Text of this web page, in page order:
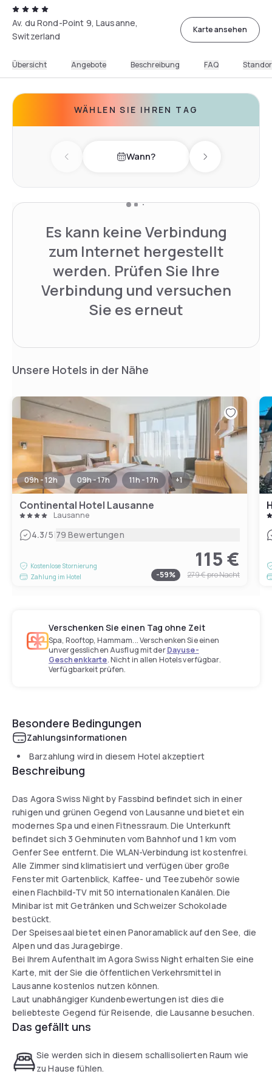
Av. du Rond-Point 9, Lausanne,
Switzerland
Karte ansehen
Übersicht Angebote Beschreibung FAQ
WÄHLEN SIE IHREN TAG
Previous day Wann? Next day
Es kann keine Verbindung
zum Internet hergestellt
werden. Prüfen Sie Ihre
Verbindung und versuchen
Sie es erneut
Unsere Hotels in der Nähe
09h - 12h 09h - 17h 11h - 17h +1
Continental Hotel Lausanne
Lausanne
4.3/5|79 Bewertungen
Kostenlose Stornierung
Zahlung im Hotel
115 €
-59% 279 €pro Nacht
Verschenken Sie einen Tag ohne Zeit
Spa, Rooftop, Hammam... Verschenken Sie einen
unvergesslichen Ausflug mit derDayuse-
Geschenkkarte. Nicht in allen Hotels verfügbar.
Verfügbarkeit prüfen.
Besondere Bedingungen
Zahlungsinformationen
Barzahlung wird in diesem Hotel akzeptiert
Beschreibung
Das Agora Swiss Night by Fassbind befindet sich in einer
ruhigen und grünen Gegend von Lausanne und bietet ein
modernes Spa und einen Fitnessraum. Die Unterkunft
befindet sich 3 Gehminuten vom Bahnhof und 1 km vom
Genfer See entfernt. Die WLAN-Verbindung ist kostenfrei.
Alle Zimmer sind klimatisiert und verfügen über große
Fenster mit Gartenblick, Kaffee- und Teezubehör sowie
einen Flachbild-TV mit 50 internationalen Kanälen. Die
Minibar ist mit Getränken und Schweizer Schokolade
bestückt.
Der Speisesaal bietet einen Panoramablick auf den See, die
Alpen und das Juragebirge.
Bei Ihrem Aufenthalt im Agora Swiss Night erhalten Sie eine
Karte, mit der Sie die öffentlichen Verkehrsmittel in
Lausanne kostenlos nutzen können.
Laut unabhängiger Kundenbewertungen ist dies die
beliebteste Gegend für Reisende, die Lausanne besuchen.
Das gefällt uns
Sie werden sich in diesem schallisolierten Raum wie
zu Hause fühlen.